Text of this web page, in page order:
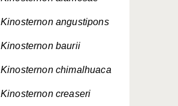
Kinosternon angustipons
Kinosternon baurii
Kinosternon chimalhuaca
Kinosternon creaseri